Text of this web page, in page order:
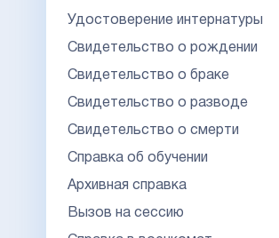
Удостоверение интернатуры
Свидетельство о рождении
Свидетельство о браке
Свидетельство о разводе
Свидетельство о смерти
Справка об обучении
Архивная справка
Вызов на сессию
Акция
НОВОГО ОБРАЗЦА
Киржач
20000